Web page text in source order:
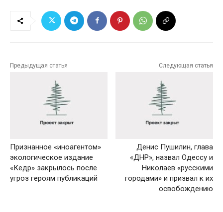
Предыдущая статья
Признанное «иноагентом»
экологическое издание
«Кедр» закрылось после
угроз героям публикаций
Следующая статья
Денис Пушилин, глава
«ДНР», назвал Одессу и
Николаев «русскими
городами» и призвал к их
освобождению